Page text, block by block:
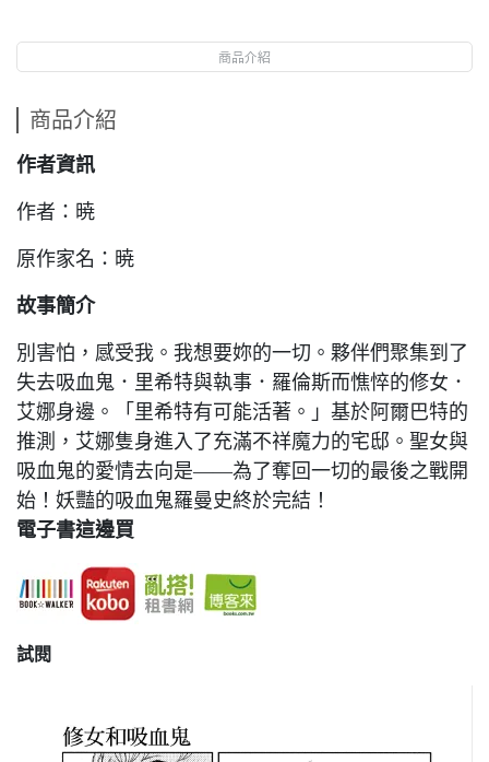
商品介紹
商品介紹
作者資訊
作者：暁
原作家名：暁
故事簡介
別害怕，感受我。我想要妳的一切。夥伴們聚集到了
失去吸血鬼．里希特與執事．羅倫斯而憔悴的修女．
艾娜身邊。「里希特有可能活著。」基於阿爾巴特的
推測，艾娜隻身進入了充滿不祥魔力的宅邸。聖女與
吸血鬼的愛情去向是――為了奪回一切的最後之戰開
始！妖豔的吸血鬼羅曼史終於完結！
電子書這邊買
試閱